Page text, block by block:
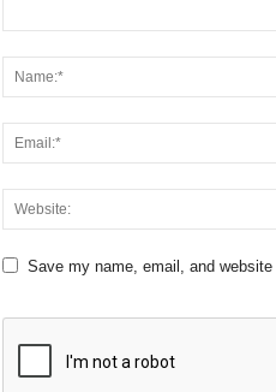
Save my name, email, and